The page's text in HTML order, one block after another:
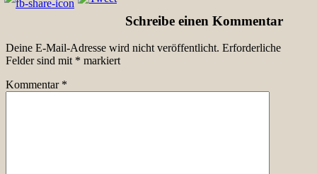
Schreibe einen Kommentar
Deine E-Mail-Adresse wird nicht veröffentlicht. Erforderliche
Felder sind mit * markiert
Kommentar *